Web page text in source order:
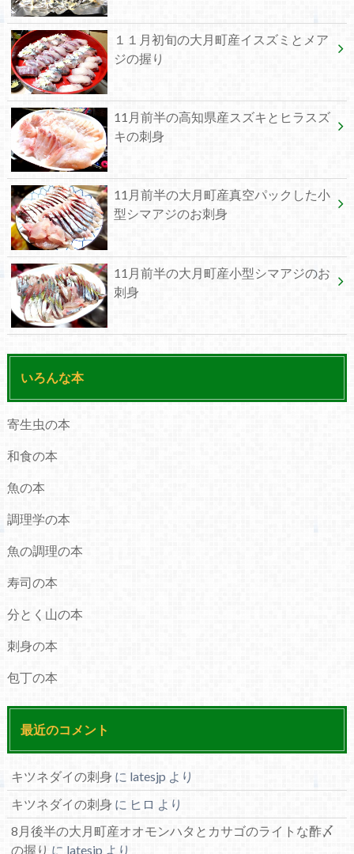
１１月初旬の大月町産イスズミとメア
ジの握り
11月前半の高知県産スズキとヒラスズ
キの刺身
11月前半の大月町産真空パックした小
型シマアジのお刺身
11月前半の大月町産小型シマアジのお
刺身
いろんな本
寄生虫の本
和食の本
魚の本
調理学の本
魚の調理の本
寿司の本
分とく山の本
刺身の本
包丁の本
最近のコメント
キツネダイの刺身に latesjp より
キツネダイの刺身 に ヒロ より
8月後半の大月町産オオモンハタとカサゴのライトな酢〆
の握り に latesjp より